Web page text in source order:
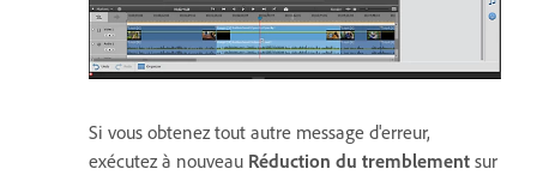
Si vous obtenez tout autre message d'erreur,
exécutez à nouveau Réduction du tremblement sur